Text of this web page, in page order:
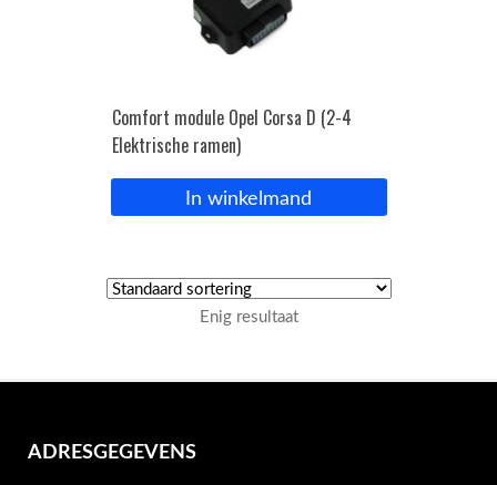
Inloggen / Registreren
Comfort module Opel Corsa D (2-4
Elektrische ramen)
In winkelmand
Enig resultaat
ADRESGEGEVENS